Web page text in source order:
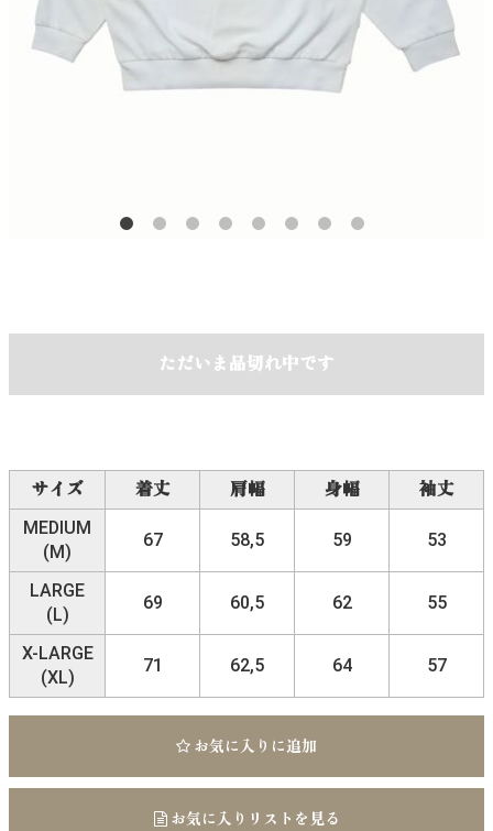
ただいま品切れ中です
サイズ 着丈 肩幅 身幅
袖丈
MEDIUM
(M)
67 58,5 59 53
LARGE
(L)
69 60,5 62 55
X-LARGE
(XL)
71 62,5 64 57
お気に入りに追加
お気に入りリストを見る